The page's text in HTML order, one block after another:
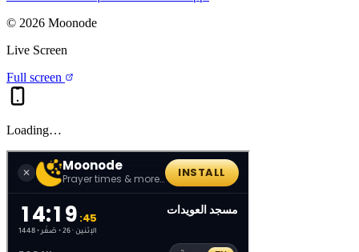
© 2026 Moonode
Live Screen
Full screen
Loading…